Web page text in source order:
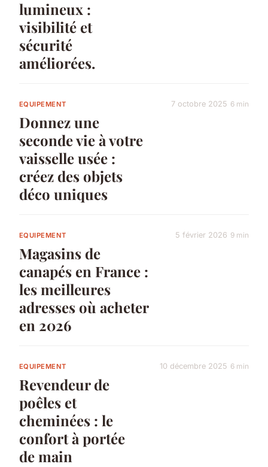
lumineux :
visibilité et
sécurité
améliorées.
EQUIPEMENT
Donnez une
seconde vie à votre
vaisselle usée :
créez des objets
déco uniques
7 octobre 2025 6 min
EQUIPEMENT
Magasins de
canapés en France :
les meilleures
adresses où acheter
en 2026
5 février 2026 9 min
EQUIPEMENT
Revendeur de
poêles et
cheminées : le
confort à portée
de main
10 décembre 2025 6 min